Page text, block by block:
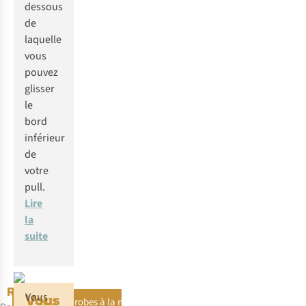
dessous
de
laquelle
vous
pouvez
glisser
le
bord
inférieur
de
votre
pull.
Lire
la
suite
Robes à
Plus sur les robes à la mode
Vous
VousNos